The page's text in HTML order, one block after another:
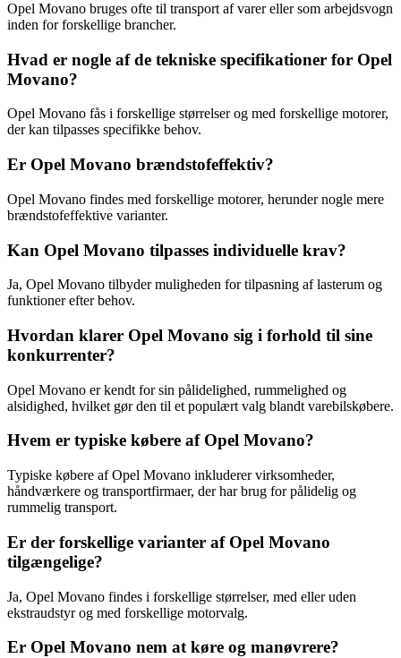
Opel Movano bruges ofte til transport af varer eller som arbejdsvogn
inden for forskellige brancher.
Hvad er nogle af de tekniske specifikationer for Opel
Movano?
Opel Movano fås i forskellige størrelser og med forskellige motorer,
der kan tilpasses specifikke behov.
Er Opel Movano brændstofeffektiv?
Opel Movano findes med forskellige motorer, herunder nogle mere
brændstofeffektive varianter.
Kan Opel Movano tilpasses individuelle krav?
Ja, Opel Movano tilbyder muligheden for tilpasning af lasterum og
funktioner efter behov.
Hvordan klarer Opel Movano sig i forhold til sine
konkurrenter?
Opel Movano er kendt for sin pålidelighed, rummelighed og
alsidighed, hvilket gør den til et populært valg blandt varebilskøbere.
Hvem er typiske købere af Opel Movano?
Typiske købere af Opel Movano inkluderer virksomheder,
håndværkere og transportfirmaer, der har brug for pålidelig og
rummelig transport.
Er der forskellige varianter af Opel Movano
tilgængelige?
Ja, Opel Movano findes i forskellige størrelser, med eller uden
ekstraudstyr og med forskellige motorvalg.
Er Opel Movano nem at køre og manøvrere?